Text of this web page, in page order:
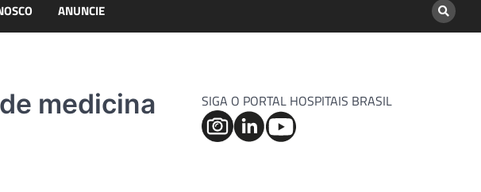
ANUNCIE
medicina
SIGA O PORTAL HOSPITAIS BRASIL